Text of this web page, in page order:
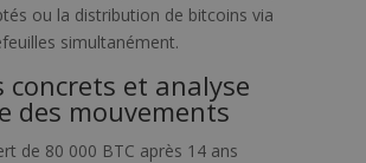
ou la distribution de bitcoins via
simultanément.
concrets et analyse
des mouvements
de 80 000 BTC après 14 ans